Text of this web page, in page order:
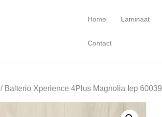
Home Laminaat
Contact
/ Balterio Xperience 4Plus Magnolia Iep 60039